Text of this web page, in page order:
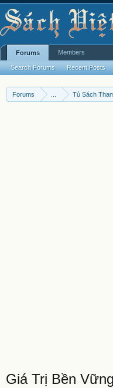
Forums Tủ Sách
Giá Trị Bền
Forums
Search Forums Recent Posts
Members